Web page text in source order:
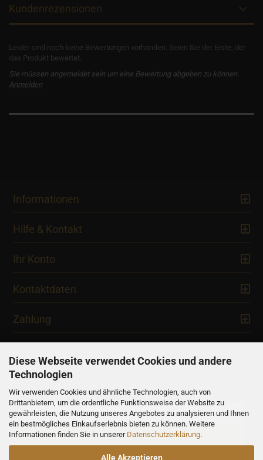
Diese Webseite verwendet Cookies und andere
Technologien
Wir verwenden Cookies und ähnliche Technologien, auch von
Drittanbietern, um die ordentliche Funktionsweise der Website zu
gewährleisten, die Nutzung unseres Angebotes zu analysieren und Ihnen
ein bestmögliches Einkaufserlebnis bieten zu können. Weitere
Informationen finden Sie in unserer Datenschutzerklärung.
Alle Akzeptieren
Kundenrezensionen
Leider sind noch keine Bewertungen vorhanden. Seien Sie der Erste, der
das Produkt bewertet.
Sie müssen angemeldet sein um eine Bewertung abgeben zu können.
Anmelden
Informationen
Hilfe & Kontakt
Ihr Konto
Kontaktdaten
Zahlung
Newsletter